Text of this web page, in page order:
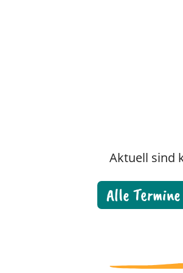
Aktuell sind
Alle